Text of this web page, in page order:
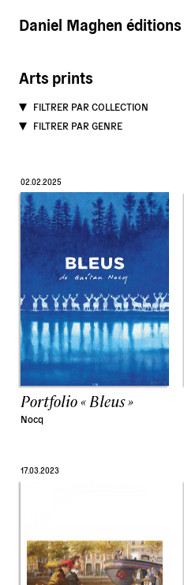
Daniel Maghen éditions
Arts prints
FILTRER PAR COLLECTION
FILTRER PAR GENRE
02.02.2025
Portfolio « Bleus »
Nocq
17.03.2023